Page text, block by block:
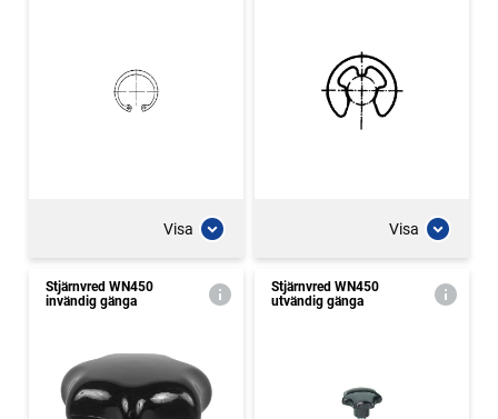
Visa Visa
Stjärnvred WN450
invändig gänga
Stjärnvred WN450
utvändig gänga